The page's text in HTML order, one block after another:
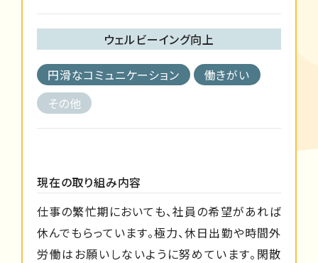
ウェルビーイング向上
円滑なコミュニケーション
働きがい
その他
現在の取り組み内容
仕事の繁忙期においても、社員の希望があれば
休んでもらっています。極力、休日出勤や時間外
労働はお願いしないように努めています。閑散